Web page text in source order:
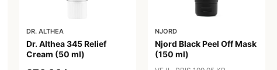
DR. ALTHEA
Dr. Althea 345 Relief
Cream (50 ml)
NJORD
Njord Black Peel Off Mask
(150 ml)